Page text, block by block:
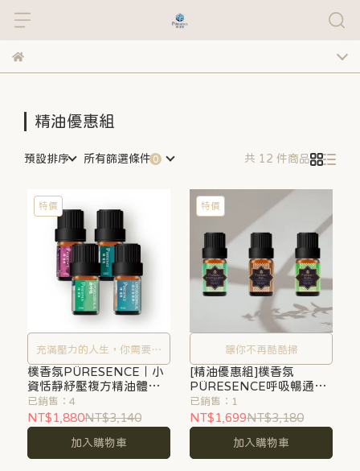
精油優惠組
預設排序 所有篩選條件 共 12 件商品
特價
充滿壓力的人生，你需要好
好放鬆一下
樸香氛PÜRESENCE｜小
資恬靜紓壓複方精油體驗
組
已銷售：4
NT$1,880NT$3,140
加入購物車
特價
讓你不再酷酷掃
[精油優惠組]樸香氛
PÜRESENCE呼吸暢通精
油組
已銷售：1
NT$1,699NT$3,180
加入購物車